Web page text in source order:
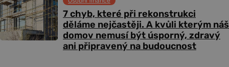
7 chyb, které při rekonstrukci
děláme nejčastěji. A kvůli kterým náš
domov nemusí být úsporný, zdravý
ani připravený na budoucnost